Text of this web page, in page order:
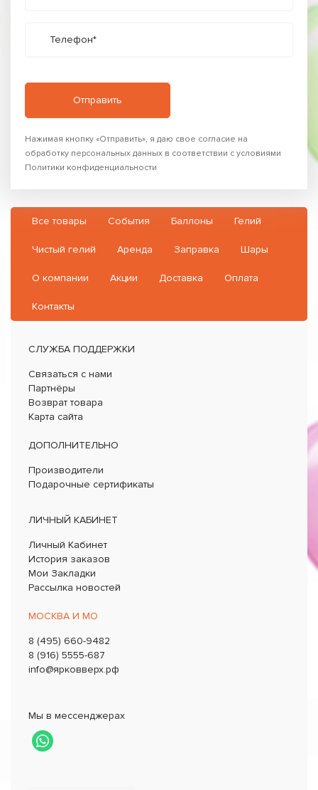
Телефон*
Нажимая кнопку «Отправить», я даю свое согласие на
обработку персональных данных в соответствии с условиями
Политики конфиденциальности
Все товары События Баллоны Гелий
Чистый гелий Аренда Заправка Шары
О компании Акции Доставка Оплата
Контакты
СЛУЖБА ПОДДЕРЖКИ
Связаться с нами
Партнёры
Возврат товара
Карта сайта
ДОПОЛНИТЕЛЬНО
Производители
Подарочные сертификаты
ЛИЧНЫЙ КАБИНЕТ
Личный Кабинет
История заказов
Мои Закладки
Рассылка новостей
МОСКВА И МО
8 (495) 660-9482
8 (916) 5555-687
info@ярковверх.рф
Мы в мессенджерах